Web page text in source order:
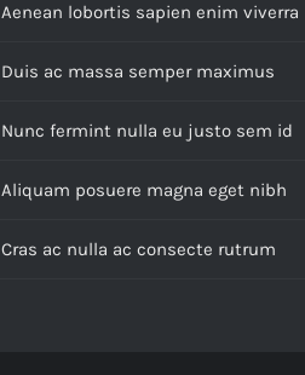
Aenean lobortis sapien enim viverra
Duis ac massa semper maximus
Nunc fermint nulla eu justo sem id
Aliquam posuere magna eget nibh
Cras ac nulla ac consecte rutrum